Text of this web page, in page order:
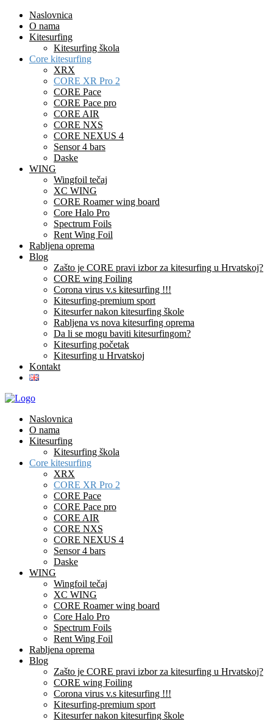
Naslovnica
O nama
Kitesurfing
Kitesurfing škola
Core kitesurfing
XRX
CORE XR Pro 2
CORE Pace
CORE Pace pro
CORE AIR
CORE NXS
CORE NEXUS 4
Sensor 4 bars
Daske
WING
Wingfoil tečaj
XC WING
CORE Roamer wing board
Core Halo Pro
Spectrum Foils
Rent Wing Foil
Rabljena oprema
Blog
Zašto je CORE pravi izbor za kitesurfing u Hrvatskoj?
CORE wing Foiling
Corona virus v.s kitesurfing !!!
Kitesurfing-premium sport
Kitesurfer nakon kitesurfing škole
Rabljena vs nova kitesurfing oprema
Da li se mogu baviti kitesurfingom?
Kitesurfing početak
Kitesurfing u Hrvatskoj
Kontakt
Naslovnica
O nama
Kitesurfing
Kitesurfing škola
Core kitesurfing
XRX
CORE XR Pro 2
CORE Pace
CORE Pace pro
CORE AIR
CORE NXS
CORE NEXUS 4
Sensor 4 bars
Daske
WING
Wingfoil tečaj
XC WING
CORE Roamer wing board
Core Halo Pro
Spectrum Foils
Rent Wing Foil
Rabljena oprema
Blog
Zašto je CORE pravi izbor za kitesurfing u Hrvatskoj?
CORE wing Foiling
Corona virus v.s kitesurfing !!!
Kitesurfing-premium sport
Kitesurfer nakon kitesurfing škole